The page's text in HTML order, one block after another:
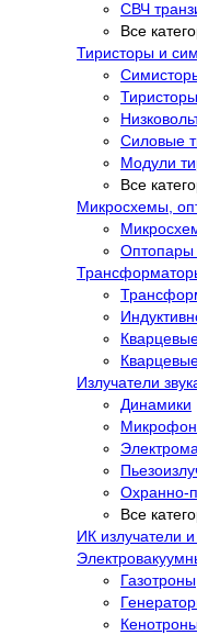
СВЧ
Все
Тиристоры и
Тиристоры
Силовые
Модули
Все
Микросхемы,
Оптопары
Излучатели
Динамики
Охранно-
Все
ИК излучатели
Газотроны